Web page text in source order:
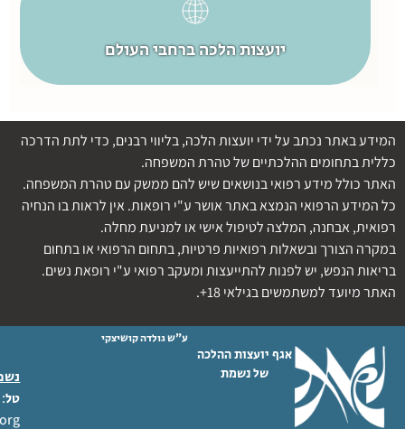
יועצות הלכה ברחבי העולם
המידע באתר נכתב על ידי יועצות הלכה, בליווי רבנים, כדי לתת הדרכה
כללית בתחומים ההלכתיים של טהרת המשפחה.
האתר כולל מידע רפואי בנושאים שיש להם ממשק עם טהרת המשפחה.
כל המידע הרפואי הנמצא באתר אושר ע"י רופאות. אין לראות בו הנחיה
רפואית, אבחנה, המלצה לטיפול אישי או למניעת מחלה.
במקרה הצורך ובשאלות רפואיות פרטיות, בתחום הרפואי או בתחום
בריאות הנפש, יש לפנות להתייעצות ומעקב רפואי ע"י רופאת נשים.
האתר מיועד למשתמשים בגילאי 18+.
אגף יועצות ההלכה
של נשמת
ע"ש גולדה קושיצקי
טל: 02-6404333